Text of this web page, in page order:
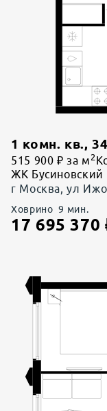
1 комн. кв.,
515 900 ₽ за м 2
ЖК Бусиновский
г Москва, ул
Ховрино 9 мин.
17 695 370